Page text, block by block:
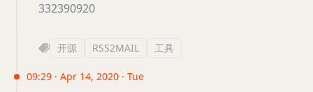
332390920
开源 RSS2MAIL 工具
09:29 · Apr 14, 2020 · Tue